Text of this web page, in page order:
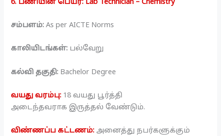
6. பணியின் பெயர்: Lab Technician – Chemistry
சம்பளம்: As per AICTE Norms
காலியிடங்கள்: பல்வேறு
கல்வி தகுதி: Bachelor Degree
வயது வரம்பு: 18 வயது பூர்த்தி
அடைந்தவராக இருத்தல் வேண்டும்.
விண்ணப்ப கட்டணம்: அனைத்து நபர்களுக்கும்